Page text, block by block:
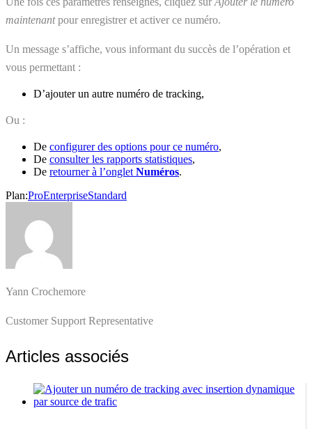
maintenantpour enregistrer et activer ce numéro.
Un message s’affiche, vous informant du succès de l’opération et
vous permettant :
D’ajouter un autre numéro de tracking,
Ou :
De configurer des options pour ce numéro,
De consulter les rapports statistiques,
De retourner à l’onglet Numéros.
Plan:ProEnterpriseStandard
Yann Crochemore
Customer Support Representative
Articles associés